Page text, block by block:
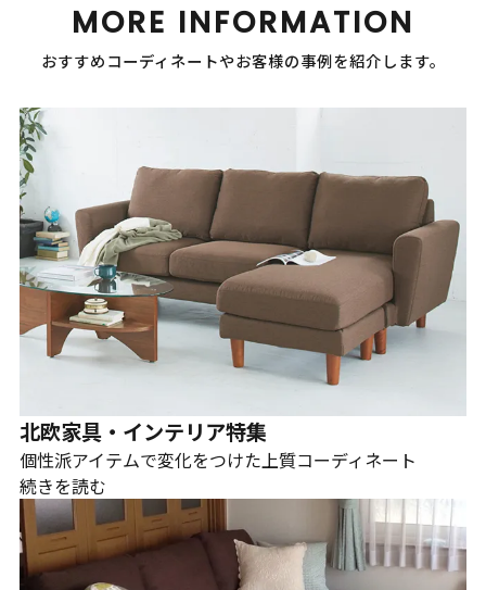
MORE INFORMATION
おすすめコーディネートやお客様の事例を紹介します。
北欧家具・インテリア特集
個性派アイテムで変化をつけた上質コーディネート
続きを読む